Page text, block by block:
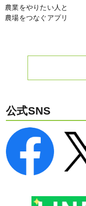
農業をやりたい人と
農場をつなぐアプリ
公式SNS